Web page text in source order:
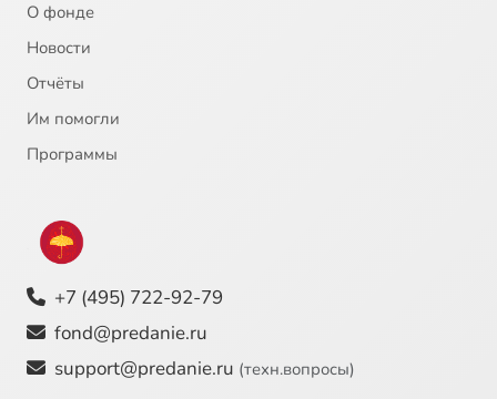
О фонде
Новости
Отчёты
Им помогли
Программы
+7 (495) 722-92-79
fond@predanie.ru
support@predanie.ru (техн.вопросы)